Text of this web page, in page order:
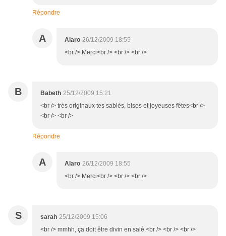
Répondre
A Alaro 26/12/2009 18:55
<br /> Merci<br /> <br /> <br />
B Babeth 25/12/2009 15:21
<br /> très originaux tes sablés, bises et joyeuses fêtes<br />
<br /> <br />
Répondre
A Alaro 26/12/2009 18:55
<br /> Merci<br /> <br /> <br />
S sarah 25/12/2009 15:06
<br /> mmhh, ça doit être divin en salé.<br /> <br /> <br />